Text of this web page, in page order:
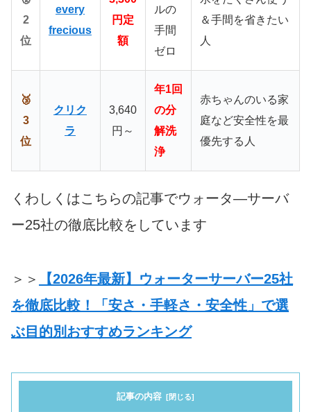
2
位
every
frecious
円定
額
ルの
手間
ゼロ
＆手間を省きたい
人
🥉
3
位
クリク
ラ
3,640
円～
年1回
の分
解洗
浄
赤ちゃんのいる家
庭など安全性を最
優先する人
くわしくはこちらの記事でウォータ―サーバ
ー25社の徹底比較をしています
＞＞
【2026年最新】ウォーターサーバー25社
を徹底比較！「安さ・手軽さ・安全性」で選
ぶ目的別おすすめランキング
記事の内容